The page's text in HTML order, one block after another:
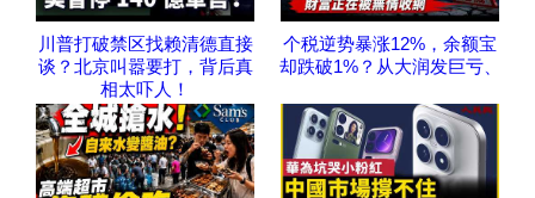
川普打破禁区找赖清德直接
谈？北京叫嚣要打，背后真
相太吓人！
个税逆势暴涨12%，余额宝
却跌破1%？从大润发巨亏、